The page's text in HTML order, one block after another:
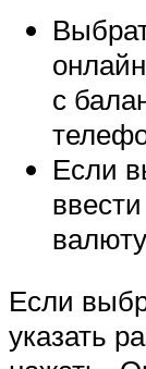
с
Если
Если
указать